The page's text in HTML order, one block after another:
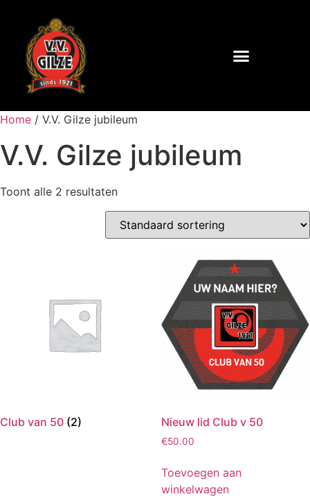
Home / V.V. Gilze jubileum
V.V. Gilze jubileum
Toont alle 2 resultaten
Club van 50 (2) Nieuw lid Club v 50
€50.00
Toevoegen aan
winkelwagen